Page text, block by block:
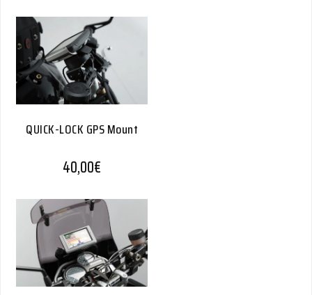
QUICK-LOCK GPS Mount
40,00€